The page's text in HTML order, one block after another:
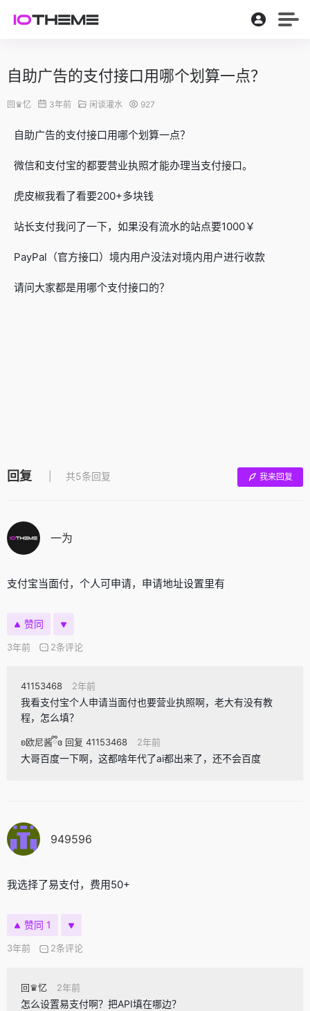
自助广告的支付接口用哪个划算一点？
回♛忆 3年前 闲谈灌水 927
自助广告的支付接口用哪个划算一点？
微信和支付宝的都要营业执照才能办理当支付接口。
虎皮椒我看了看要200+多块钱
站长支付我问了一下，如果没有流水的站点要1000￥
PayPal（官方接口）境内用户没法对境内用户进行收款
请问大家都是用哪个支付接口的？
回复 共5条回复 我来回复
一为
支付宝当面付，个人可申请，申请地址设置里有
赞同
3年前 2条评论
41153468 2年前
我看支付宝个人申请当面付也要营业执照啊，老大有没有教
程，怎么填？
ʚ欧尼酱ྀིɞ 回复 41153468 2年前
大哥百度一下啊，这都啥年代了ai都出来了，还不会百度
949596
我选择了易支付，费用50+
赞同 1
3年前 2条评论
回♛忆 2年前
怎么设置易支付啊？把API填在哪边？